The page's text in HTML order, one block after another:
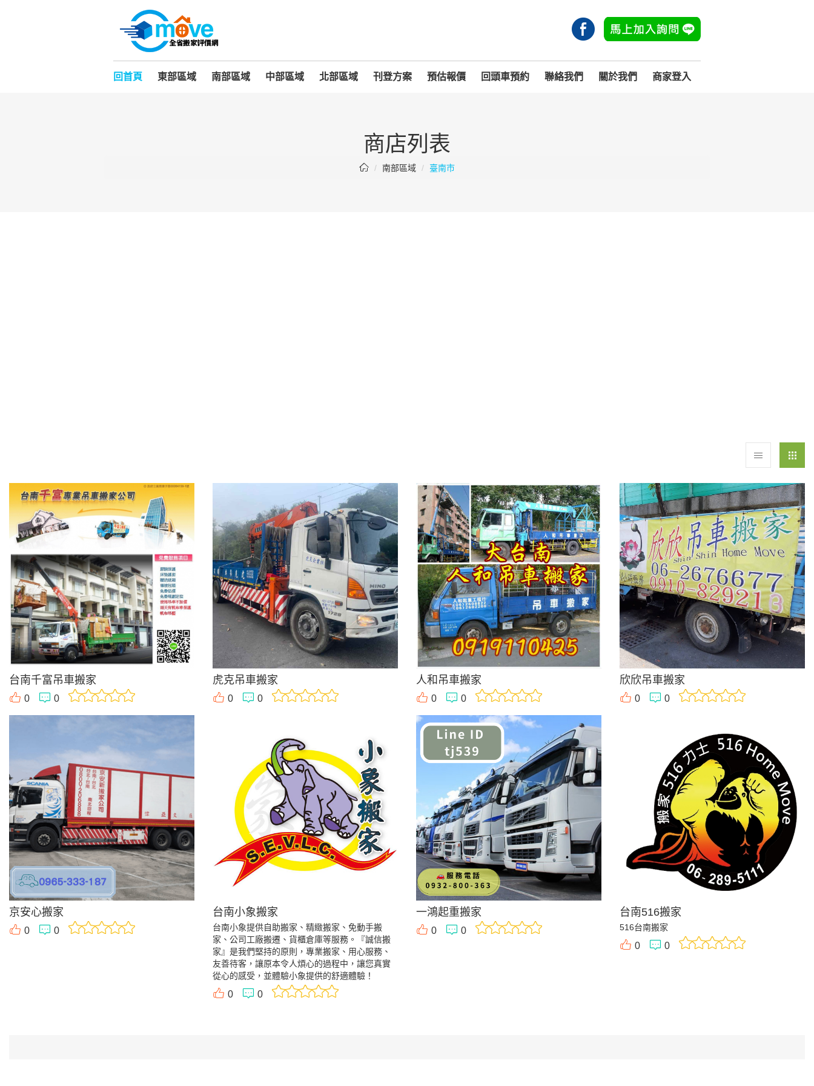
回首頁 東部區域 南部區域 中部區域 北部區域 刊登方案 預估報價 回頭車預約 聯絡我們 關於我們 商家登入
商店列表
南部區域 臺南市
台南千富吊車搬家
0 0
虎克吊車搬家
0 0
人和吊車搬家
0 0
欣欣吊車搬家
0 0
京安心搬家
0 0
台南小象搬家
台南小象提供自助搬家、精緻搬家、免動手搬
家、公司工廠搬遷、貨櫃倉庫等服務。『誠信搬
家』是我們堅持的原則，專業搬家、用心服務、
友善待客，讓原本令人煩心的過程中，讓您真實
從心的感受，並體驗小象提供的舒適體驗！
0 0
一鴻起重搬家
0 0
台南516搬家
516台南搬家
0 0